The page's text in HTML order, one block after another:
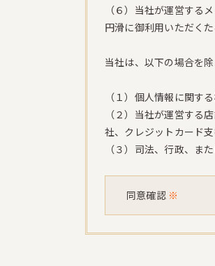
（６）当社が運営する
円滑に御利用いただくた
当社は、以下の場合を
（１）個人情報に関す
（２）当社が運営する
社、クレジットカード
（３）司法、行政、ま
同意確認 ※